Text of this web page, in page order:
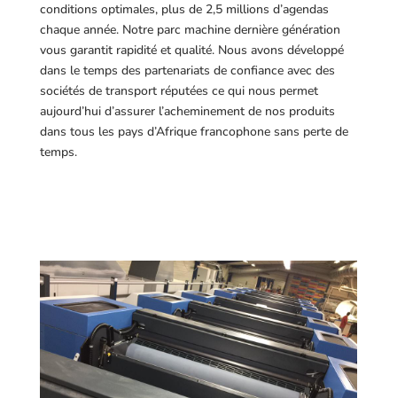
conditions optimales, plus de 2,5 millions d’agendas
chaque année. Notre parc machine dernière génération
vous garantit rapidité et qualité. Nous avons développé
dans le temps des partenariats de confiance avec des
sociétés de transport réputées ce qui nous permet
aujourd’hui d’assurer l’acheminement de nos produits
dans tous les pays d’Afrique francophone sans perte de
temps.